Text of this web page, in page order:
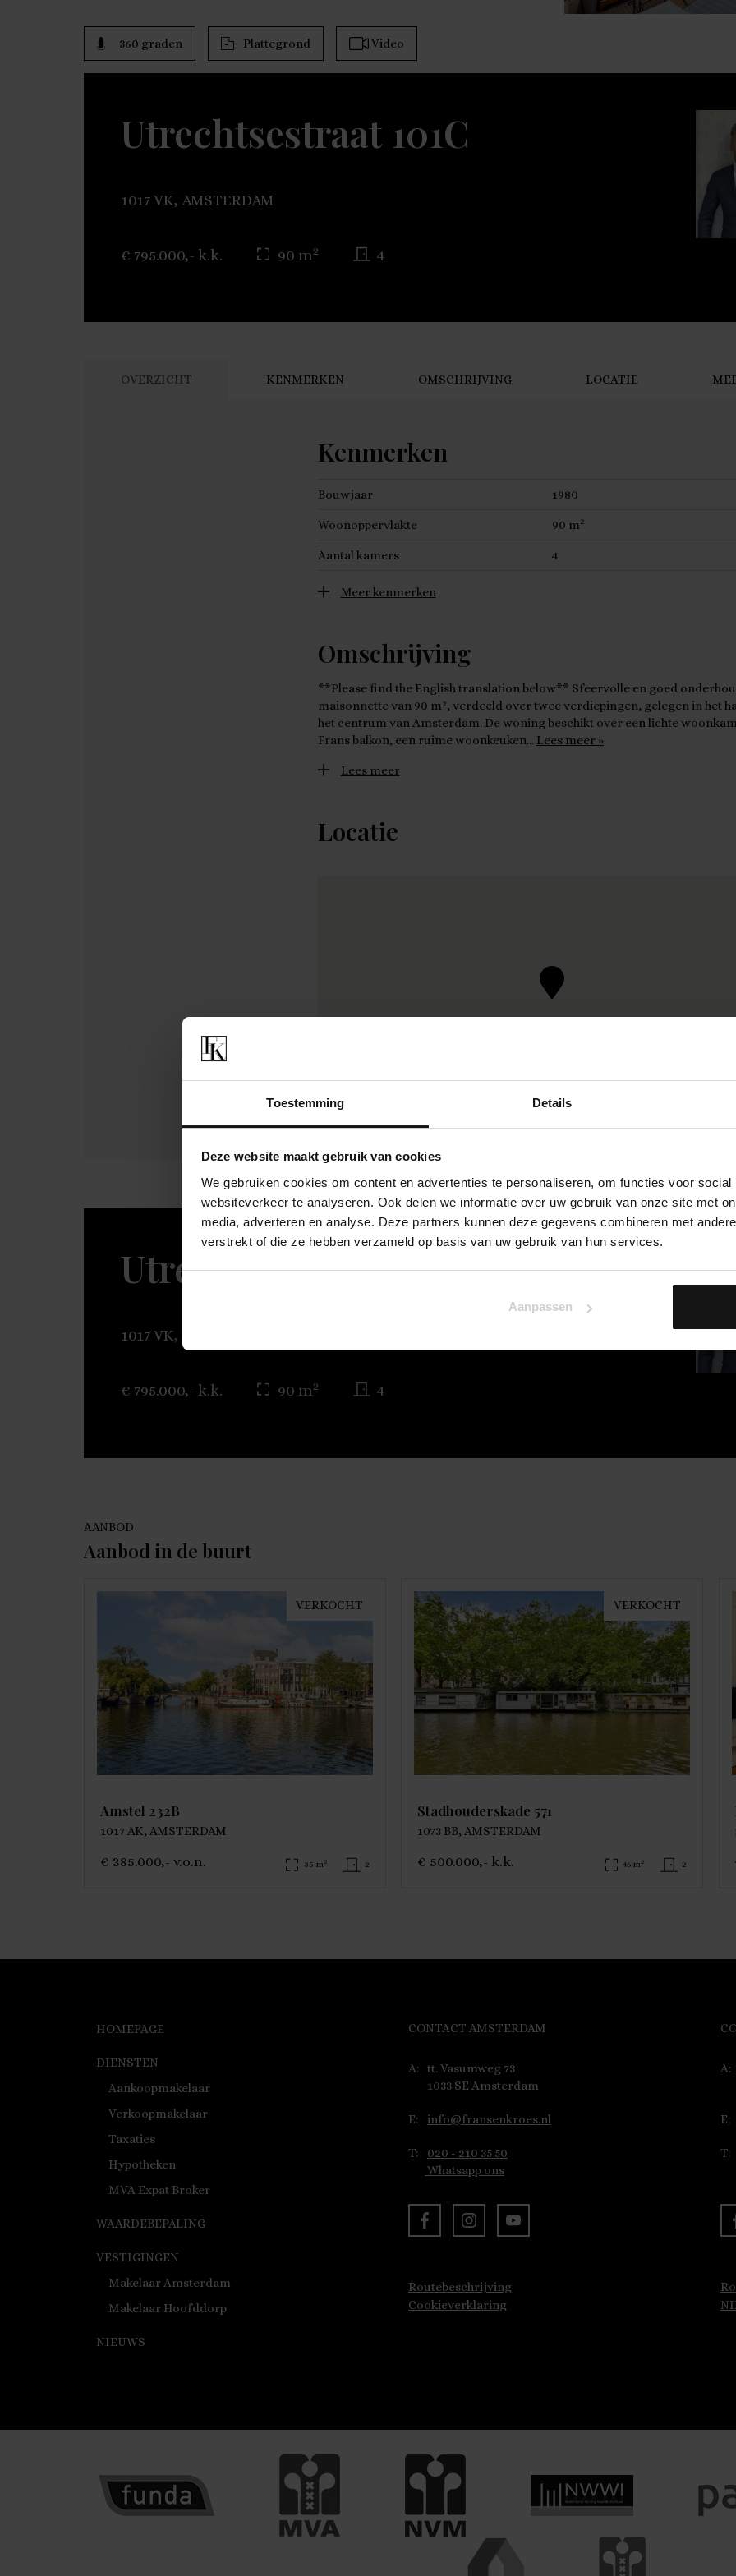
Toestemming Details
Deze website maakt gebruik van cookies
We gebruiken cookies om content en advertenties te personaliseren, om functies voor
websiteverkeer te analyseren. Ook delen we informatie over uw gebruik van onze site met
media, adverteren en analyse. Deze partners kunnen deze gegevens combineren met
verstrekt of die ze hebben verzameld op basis van uw gebruik van hun services.
Aanpassen
360 graden Plattegrond Video
Utrechtsestraat 101C
1017 VK, AMSTERDAM
€ 795.000,- k.k. 90 m2 4
OVERZICHT KENMERKEN OMSCHRIJVING LOCATIE
Kenmerken
Bouwjaar 1980
Woonoppervlakte 90 m2
Aantal kamers 4
Meer kenmerken
Omschrijving
**Please find the English translation below** Sfeervolle en goed
maisonnette van 90 m², verdeeld over twee verdiepingen, gelegen in het
het centrum van Amsterdam. De woning beschikt over een lichte
Frans balkon, een ruime woonkeuken… Lees meer »
Lees meer
Locatie
Utrechtsestraat 101C
1017 VK, AMSTERDAM
€ 795.000,- k.k. 90 m2 4
AANBOD
Aanbod in de buurt
VERKOCHT
Amstel 232B
1017 AK, AMSTERDAM
€ 385.000,- v.o.n. 35 m 2 2
VERKOCHT
Stadhouderskade 571
1073 BB, AMSTERDAM
€ 500.000,- k.k. 46 m 2 2
HOMEPAGE
DIENSTEN
Aankoopmakelaar
Verkoopmakelaar
Taxaties
Hypotheken
MVA Expat Broker
WAARDEBEPALING
VESTIGINGEN
Makelaar Amsterdam
Makelaar Hoofddorp
NIEUWS
CONTACT AMSTERDAM
A:
tt. Vasumweg 73
1033 SE Amsterdam
E: info@fransenkroes.nl
T:
020 - 210 35 50
Whatsapp ons
Routebeschrijving
Cookieverklaring
A:
E:
T: